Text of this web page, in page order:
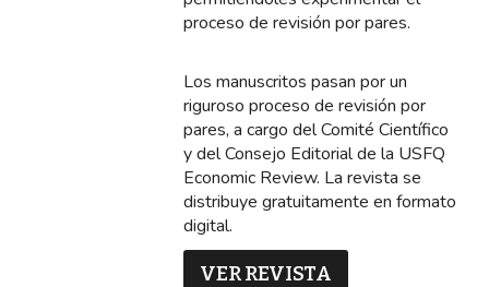
proceso de revisión por pares.
Los manuscritos pasan por un
riguroso proceso de revisión por
pares, a cargo del Comité Científico
y del Consejo Editorial de la USFQ
Economic Review. La revista se
distribuye gratuitamente en formato
digital.
VER REVISTA